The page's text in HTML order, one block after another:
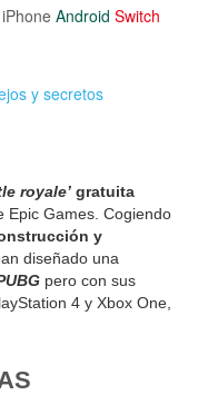
iPhone Android Switch
y secretos
royale’ gratuita
Epic Games. Cogiendo
y
diseñado una
pero con sus
4 y Xbox One,